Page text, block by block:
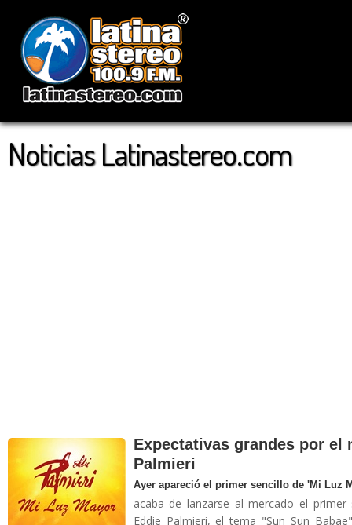
Noticias Latinastereo.com
Expectativas grandes por el
Palmieri
Ayer apareció el primer sencillo de 'Mi Luz
acaba de lanzarse al mercado el
Eddie Palmieri, el tema "Sun Sun